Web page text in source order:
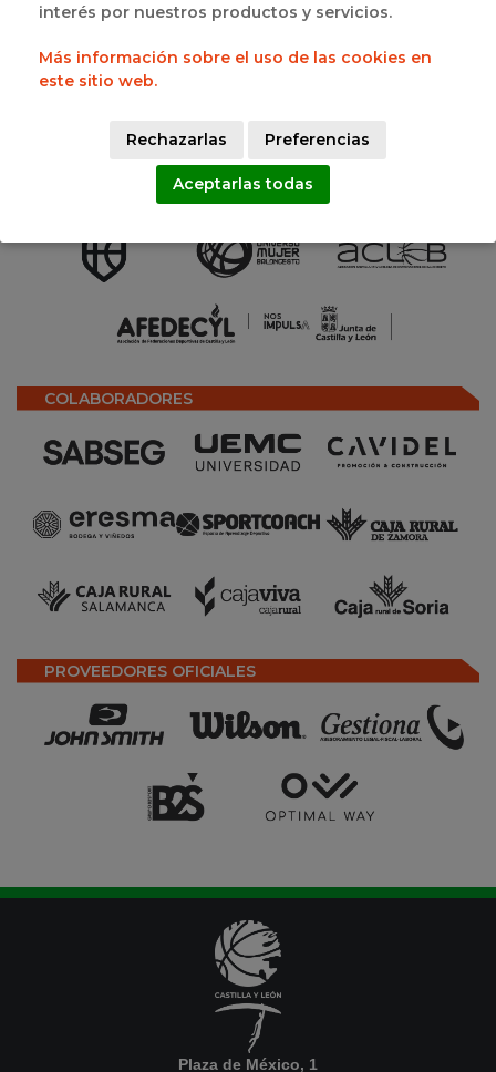
resultados
CLASIFICACION:Ver resultados
COLABORADORES
PROVEEDORES OFICIALES
Plaza de México, 1
interés por nuestros productos y servicios.
Más información sobre el uso de las cookies en
este sitio web.
Rechazarlas Preferencias
Aceptarlas todas